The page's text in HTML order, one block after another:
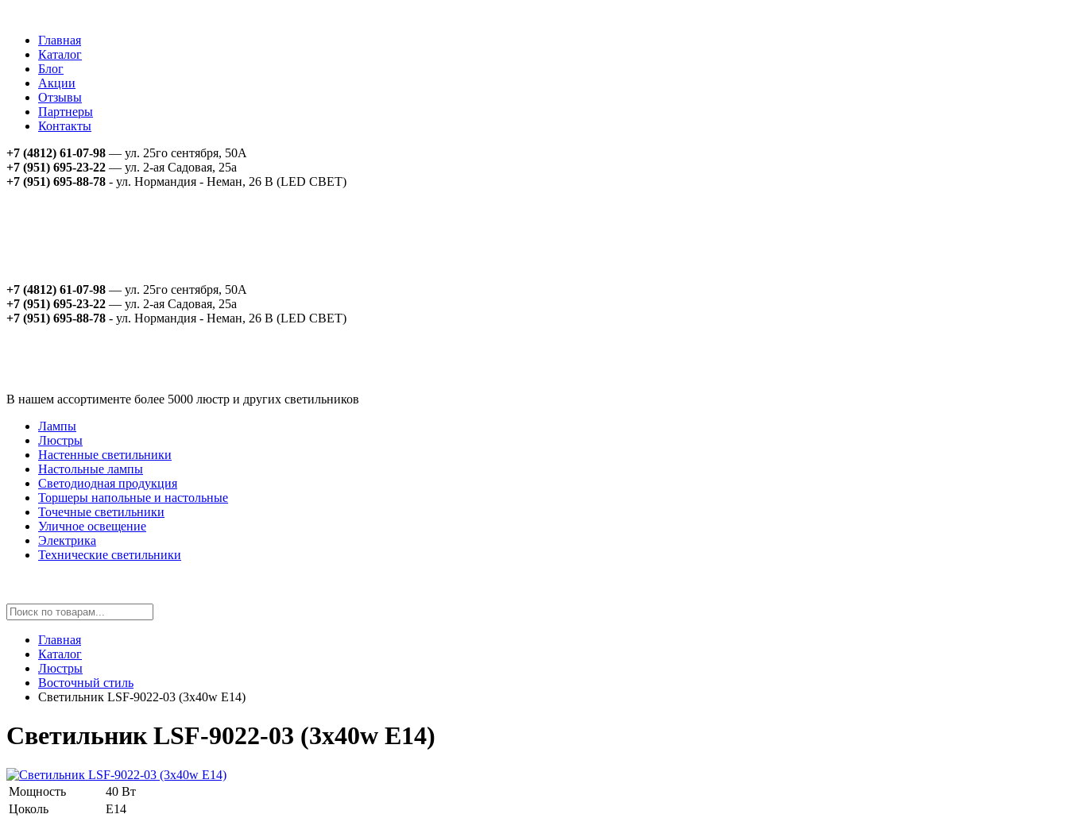
Главная
Каталог
Блог
Акции
Отзывы
Партнеры
Контакты
+7 (4812) 61-07-98 — ул. 25го сентября, 50А
+7 (951) 695-23-22 — ул. 2-ая Садовая, 25а
+7 (951) 695-88-78 - ул. Нормандия - Неман, 26 В (LED СВЕТ)
+7 (4812) 61-07-98 — ул. 25го сентября, 50А
+7 (951) 695-23-22 — ул. 2-ая Садовая, 25а
+7 (951) 695-88-78 - ул. Нормандия - Неман, 26 В (LED СВЕТ)
В нашем ассортименте более 5000 люстр и других светильников
Лампы
Люстры
Настенные светильники
Настольные лампы
Светодиодная продукция
Торшеры напольные и настольные
Точечные светильники
Уличное освещение
Электрика
Технические светильники
Главная
Каталог
Люстры
Восточный стиль
Светильник LSF-9022-03 (3x40w E14)
Светильник LSF-9022-03 (3x40w E14)
Мощность
40 Вт
Цоколь
Е14